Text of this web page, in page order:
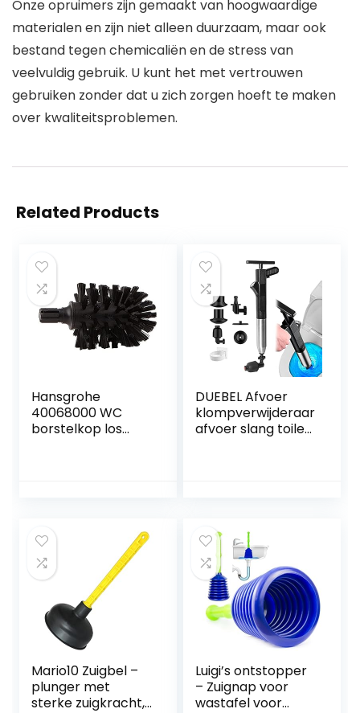
Onze opruimers zijn gemaakt van hoogwaardige
materialen en zijn niet alleen duurzaam, maar ook
bestand tegen chemicaliën en de stress van
veelvuldig gebruik. U kunt het met vertrouwen
gebruiken zonder dat u zich zorgen hoeft te maken
over kwaliteitsproblemen.
Related Products
Hansgrohe
40068000 WC
borstelkop los
DUEBEL Afvoer
klompverwijderaar
afvoer slang toilet
gootsteen plunjer
sanitair slang
(zwart)
Mario10 Zuigbel –
plunger met
sterke zuigkracht,
Luigi’s ontstopper
– Zuignap voor
wastafel voor